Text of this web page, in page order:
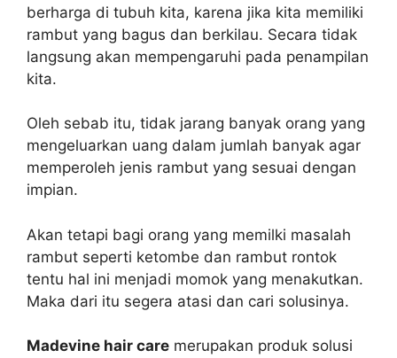
berharga di tubuh kita, karena jika kita memiliki
rambut yang bagus dan berkilau. Secara tidak
langsung akan mempengaruhi pada penampilan
kita.
Oleh sebab itu, tidak jarang banyak orang yang
mengeluarkan uang dalam jumlah banyak agar
memperoleh jenis rambut yang sesuai dengan
impian.
Akan tetapi bagi orang yang memilki masalah
rambut seperti ketombe dan rambut rontok
tentu hal ini menjadi momok yang menakutkan.
Maka dari itu segera atasi dan cari solusinya.
Madevine hair care merupakan produk solusi